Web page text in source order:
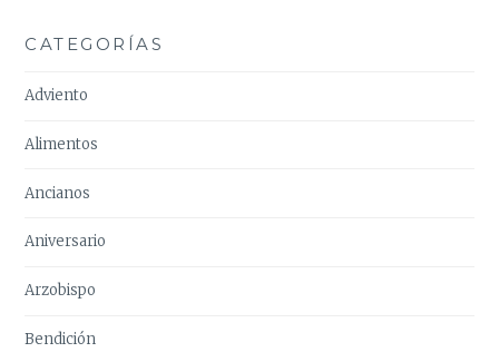
CATEGORÍAS
Adviento
Alimentos
Ancianos
Aniversario
Arzobispo
Bendición